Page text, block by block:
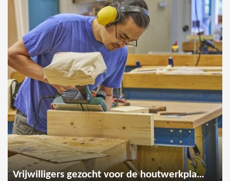
Vrijwilligers gezocht voor de houtwerkplaats